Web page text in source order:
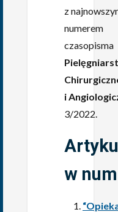
z
numerem
czasopisma
i
3/2022.
w